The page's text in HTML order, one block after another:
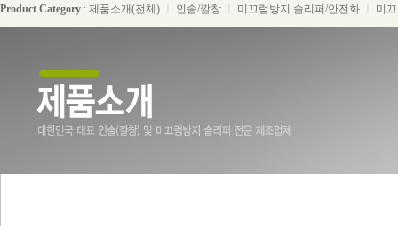
Product Category : 제품소개(전체) 인솔/깔창 미끄럼방지 슬리퍼/안전화 미